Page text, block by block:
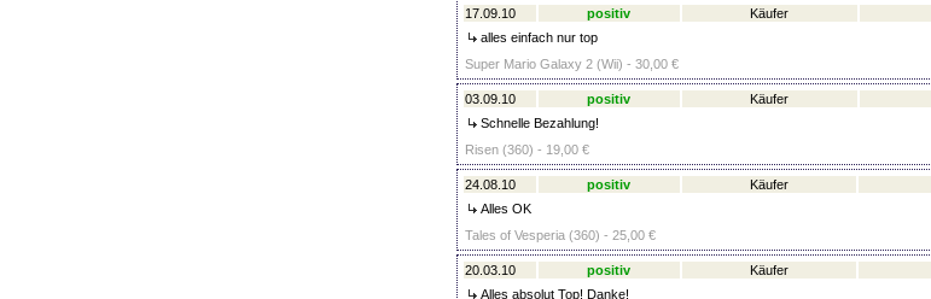
17.09.10 positiv Käufer
alles einfach nur top
Super Mario Galaxy 2 (Wii) - 30,00 €
03.09.10 positiv Käufer
Schnelle Bezahlung!
Risen (360) - 19,00 €
24.08.10 positiv Käufer
Alles OK
Tales of Vesperia (360) - 25,00 €
20.03.10 positiv Käufer
Alles absolut Top! Danke!